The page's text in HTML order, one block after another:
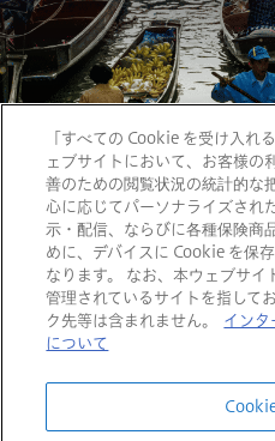
ご利用にあたってプ
ディスクロージャ
「すべての Cookie を受け入れ
ェブサイトにおいて、お客様の
善のための閲覧状況の統計的な
心に応じてパーソナライズされ
示・配信、ならびに各種保険商
めに、デバイスに Cookie を保
なります。 なお、本ウェブサイ
管理されているサイトを指して
ク先等は含まれません。
インタ
について